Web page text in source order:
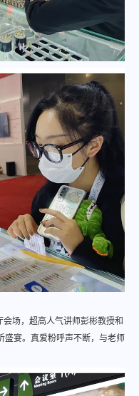
场，超高人气讲师彭彬教授和
盛宴。真爱粉呼声不断，与老师